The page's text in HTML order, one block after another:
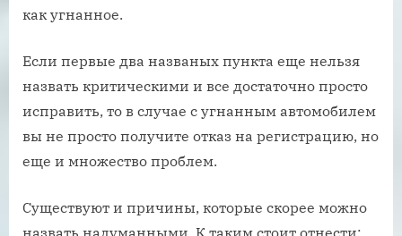
как угнанное.
Если первые два названых пункта еще нельзя
назвать критическими и все достаточно просто
исправить, то в случае с угнанным автомобилем
вы не просто получите отказ на регистрацию, но
еще и множество проблем.
Существуют и причины, которые скорее можно
назвать надуманными. К таким стоит отнести: